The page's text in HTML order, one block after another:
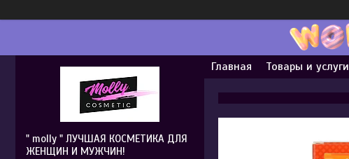
Главная Товары и услуги
" molly " ЛУЧШАЯ КОСМЕТИКА ДЛЯ
ЖЕНЩИН И МУЖЧИН!